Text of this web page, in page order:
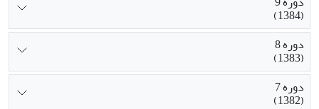
(1384)
دوره 8
(1383)
دوره 7
(1382)